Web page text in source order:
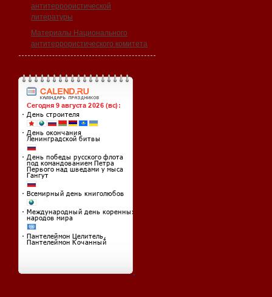
антитеррористической
литературы
Материалы Национального
антитеррористического комитета